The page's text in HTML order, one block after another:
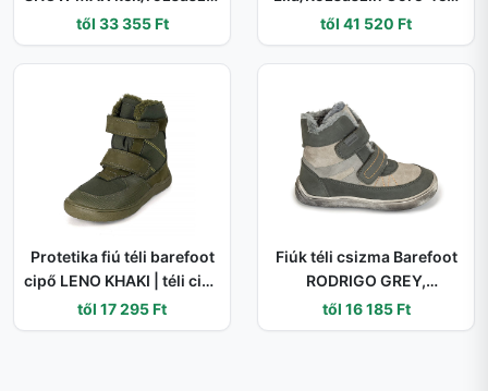
Gore-Tex, Superfit , 1-
002023-8020 - 32
től 33 355 Ft
Superfit , 1-009173-8500
- 38
től 41 520 Ft
Protetika fiú téli barefoot
cipő LENO KHAKI | téli cipő
tépőzárral és PRO-tex
membránnal | zöld
től 17 295 Ft
Fiúk téli csizma Barefoot
RODRIGO GREY,
Protestánsok, szürke - 22
től 16 185 Ft